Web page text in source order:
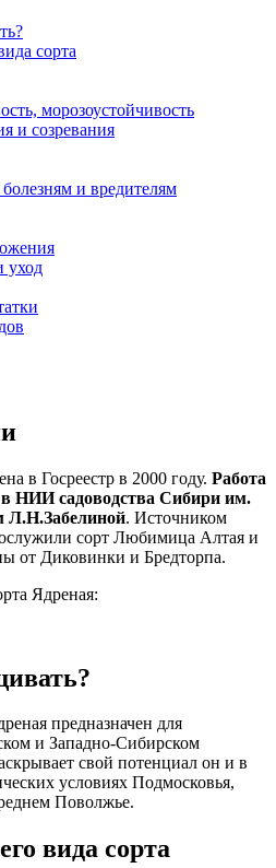
сорта
морозоустойчивость
и созревания
и вредителям
уход
в Госреестр в 2000 году. Работа
в НИИ садоводства Сибири им.
Л.Н.Забелиной. Источником
сорт Любимица Алтая и
от Диковинки и Бредторпа.
Ядреная:
предназначен для
и Западно-Сибирском
свой потенциал он и в
условиях Подмосковья,
Поволжье.
вида сорта